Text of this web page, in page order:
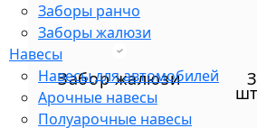
Калитки
Ограждения
Строительные ограждения
Газонные ограждения
Секционные заборы из сетки
Заборы ранчо
Заборы жалюзи
Навесы
Навесы для автомобилей
Арочные навесы
Полуарочные навесы
Забор жалюзи